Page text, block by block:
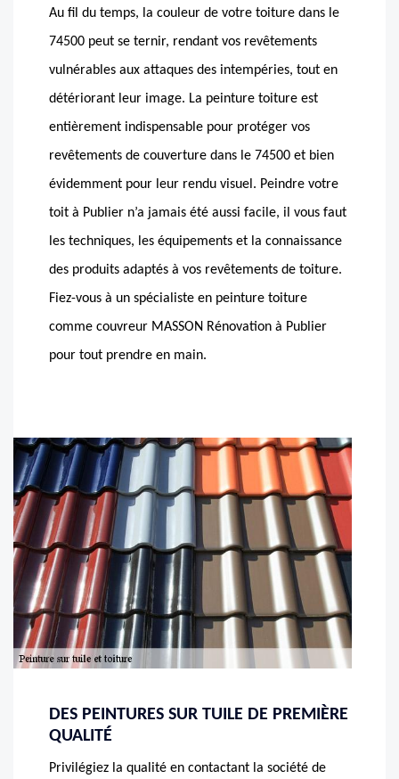
Au fil du temps, la couleur de votre toiture dans le
74500 peut se ternir, rendant vos revêtements
vulnérables aux attaques des intempéries, tout en
détériorant leur image. La peinture toiture est
entièrement indispensable pour protéger vos
revêtements de couverture dans le 74500 et bien
évidemment pour leur rendu visuel. Peindre votre
toit à Publier n’a jamais été aussi facile, il vous faut
les techniques, les équipements et la connaissance
des produits adaptés à vos revêtements de toiture.
Fiez-vous à un spécialiste en peinture toiture
comme couvreur MASSON Rénovation à Publier
pour tout prendre en main.
DES PEINTURES SUR TUILE DE PREMIÈRE
QUALITÉ
Privilégiez la qualité en contactant la société de